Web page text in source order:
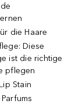
die Haare
Diese
ist die richtige
pflegen
Stain